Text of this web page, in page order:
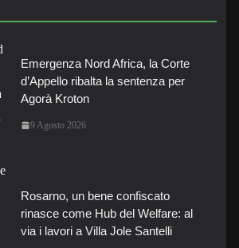
Emergenza Nord Africa, la Corte
d’Appello ribalta la sentenza per
Agorà Kroton
9 Agosto 2026
Rosarno, un bene confiscato
rinasce come Hub del Welfare: al
via i lavori a Villa Jole Santelli